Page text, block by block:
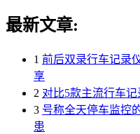
最新文章:
1 前后双录行车记录
享
2 对比5款主流行车
3 号称全天停车监控
患